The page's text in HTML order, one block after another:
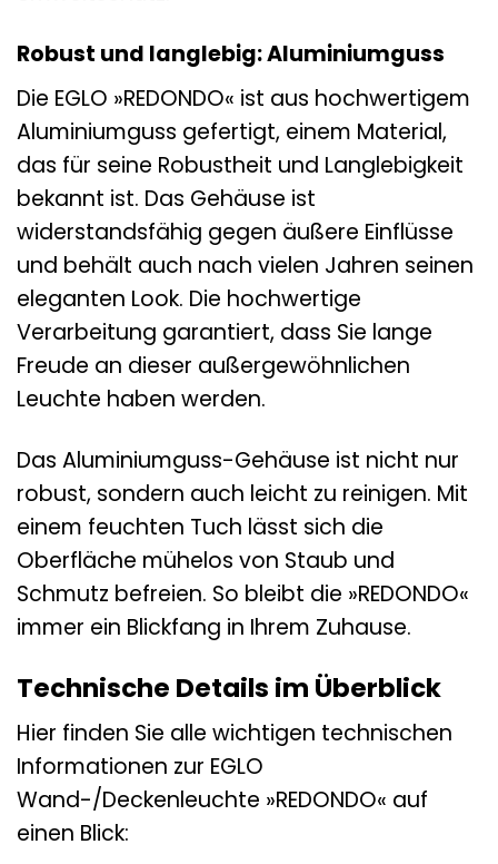
Robust und langlebig: Aluminiumguss
Die EGLO »REDONDO« ist aus hochwertigem
Aluminiumguss gefertigt, einem Material,
das für seine Robustheit und Langlebigkeit
bekannt ist. Das Gehäuse ist
widerstandsfähig gegen äußere Einflüsse
und behält auch nach vielen Jahren seinen
eleganten Look. Die hochwertige
Verarbeitung garantiert, dass Sie lange
Freude an dieser außergewöhnlichen
Leuchte haben werden.
Das Aluminiumguss-Gehäuse ist nicht nur
robust, sondern auch leicht zu reinigen. Mit
einem feuchten Tuch lässt sich die
Oberfläche mühelos von Staub und
Schmutz befreien. So bleibt die »REDONDO«
immer ein Blickfang in Ihrem Zuhause.
Technische Details im Überblick
Hier finden Sie alle wichtigen technischen
Informationen zur EGLO
Wand-/Deckenleuchte »REDONDO« auf
einen Blick: